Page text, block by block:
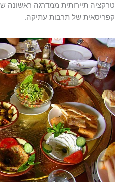
טרקציה תיירותית ממדרגה ראשונה
קפריסאית של תרבות עתיקה.